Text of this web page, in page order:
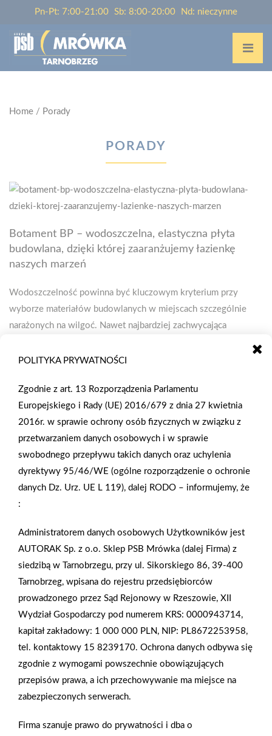
Pn-Pt: 7:00-21:00 Sb: 8:00-20:00 Nd: nieczynne
Home / Porady
PORADY
Botament BP – wodoszczelna, elastyczna płyta
budowlana, dzięki której zaaranżujemy łazienkę
naszych marzeń
Wodoszczelność powinna być kluczowym kryterium przy
wyborze materiałów budowlanych w miejscach szczególnie
narażonych na wilgoć. Nawet najbardziej zachwycająca
naszych estetycznych wymagań, jeśli z czasem pojawi się na
budowlane Botament doskonale sprawdzą się w łazienkach
prywatnych, jak również obiektach typu hotele, baseny czy SPA,
ponieważ zapewniają 100 % ochronę przed wodą i wilgocią.
Jakie narzędzia do pracy z płytami karton-gips
Płyty g-k są łatwe w montażu, nie wymagają wyszukanych
umiejętności wykonawczych. Obróbkę płyt, wykonanie
zabudowy oraz jej wykończenie można wykonać bez pomocy
fachowca, ale trzeba dysponować odpowiednim sprzętem. W
jakie narzędzia do płyt g-k, warto się zaopatrzyć przed
rozpoczęciem prac?
Zobacz więcej
POLITYKA PRYWATNOŚCI
Zgodnie z art. 13 Rozporządzenia Parlamentu
Europejskiego i Rady (UE) 2016/679 z dnia 27 kwietnia
2016r. w sprawie ochrony osób fizycznych w związku z
przetwarzaniem danych osobowych i w sprawie
swobodnego przepływu takich danych oraz uchylenia
dyrektywy 95/46/WE (ogólne rozporządzenie o ochronie
danych Dz. Urz. UE L 119), dalej RODO – informujemy, że
:
Administratorem danych osobowych Użytkowników jest
AUTORAK Sp. z o.o. Sklep PSB Mrówka (dalej Firma) z
siedzibą w Tarnobrzegu, przy ul. Sikorskiego 86, 39-400
Tarnobrzeg, wpisana do rejestru przedsiębiorców
prowadzonego przez Sąd Rejonowy w Rzeszowie, XII
Wydział Gospodarczy pod numerem KRS: 0000943714,
kapitał zakładowy: 1 000 000 PLN, NIP: PL8672253958,
tel. kontaktowy 15 8239170. Ochrona danych odbywa się
zgodnie z wymogami powszechnie obowiązujących
przepisów prawa, a ich przechowywanie ma miejsce na
zabezpieczonych serwerach.
Firma szanuje prawo do prywatności i dba o